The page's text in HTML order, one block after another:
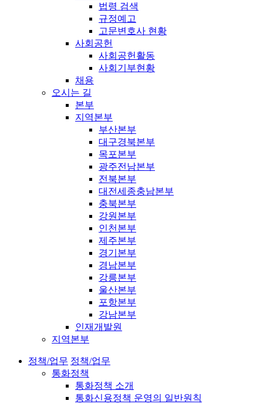
법령 검색
규정예고
고문변호사 현황
사회공헌
사회공헌활동
사회기부현황
채용
오시는 길
본부
지역본부
부산본부
대구경북본부
목포본부
광주전남본부
전북본부
대전세종충남본부
충북본부
강원본부
인천본부
제주본부
경기본부
경남본부
강릉본부
울산본부
포항본부
강남본부
인재개발원
지역본부
정책/업무 정책/업무
통화정책
통화정책 소개
통화신용정책 운영의 일반원칙